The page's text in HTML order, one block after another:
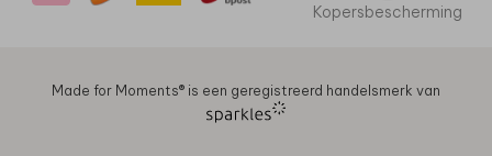
Kopersbescherming
Made for Moments®️ is een geregistreerd handelsmerk van